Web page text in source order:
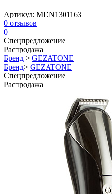
Артикул: MDN1301163
0 отзывов
0
Спецпредложение
Распродажа
Бренд > GEZATONE
Бренд> GEZATONE
Спецпредложение
Распродажа